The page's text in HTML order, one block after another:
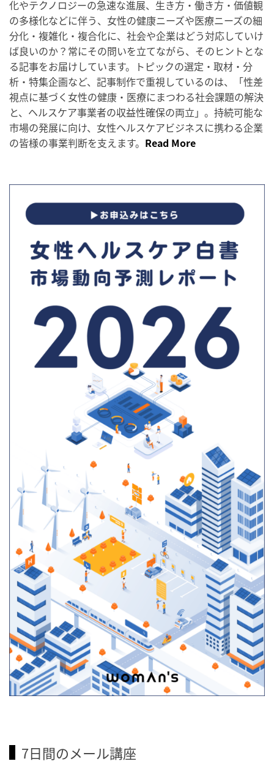
化やテクノロジーの急速な進展、生き方・働き方・価値観
の多様化などに伴う、女性の健康ニーズや医療ニーズの細
分化・複雑化・複合化に、社会や企業はどう対応していけ
ば良いのか？常にその問いを立てながら、そのヒントとな
る記事をお届けしています。トピックの選定・取材・分
析・特集企画など、記事制作で重視しているのは、「性差
視点に基づく女性の健康・医療にまつわる社会課題の解決
と、ヘルスケア事業者の収益性確保の両立」。持続可能な
市場の発展に向け、女性ヘルスケアビジネスに携わる企業
の皆様の事業判断を支えます。 Read More
7日間のメール講座